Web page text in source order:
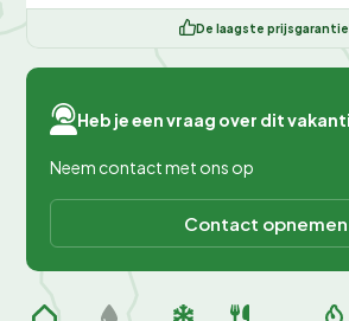
De laagste
Heb je een vraag over dit
Neem contact met ons op
Contact opnemen